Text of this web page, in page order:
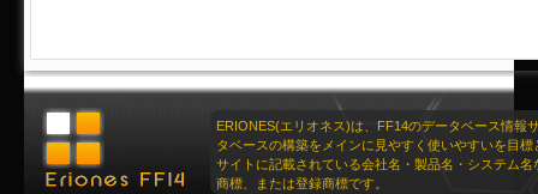
ERIONES(エリオネス)は、FF14のデータベース情報
タベースの構築をメインに見やすく使いやすいを目標
サイトに記載されている会社名・製品名・システム名
商標、または登録商標です。